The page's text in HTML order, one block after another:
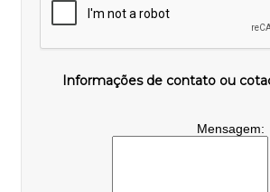
Informações de contato ou
Mensagem: